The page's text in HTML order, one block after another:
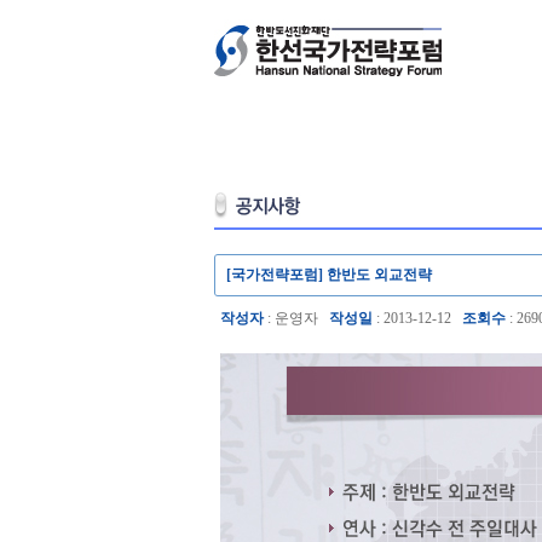
[국가전략포럼] 한반도 외교전략
작성자: 운영자 작성일 : 2013-12-12 조회수 :